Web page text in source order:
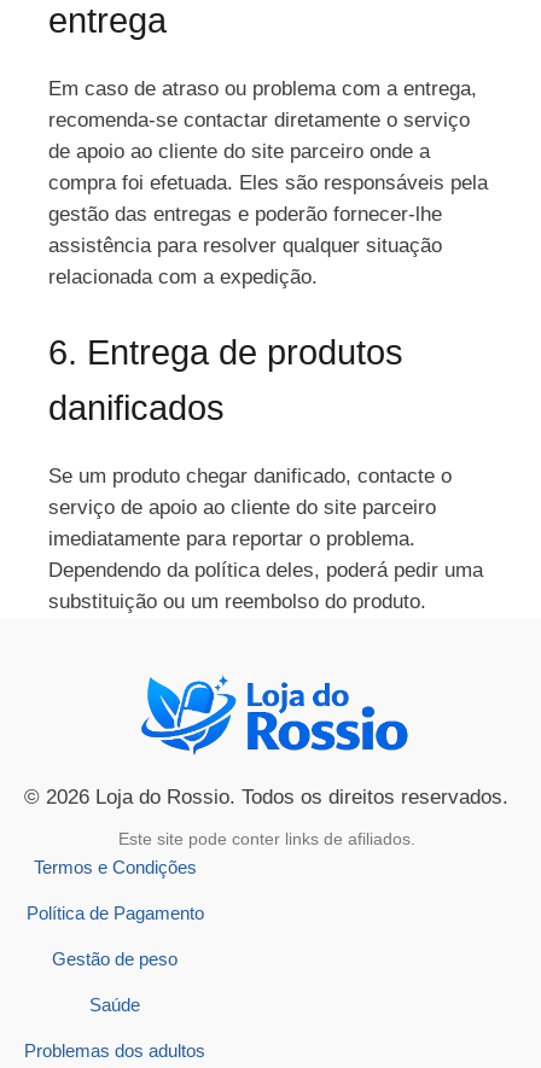
entrega
Em caso de atraso ou problema com a entrega,
recomenda-se contactar diretamente o serviço
de apoio ao cliente do site parceiro onde a
compra foi efetuada. Eles são responsáveis pela
gestão das entregas e poderão fornecer-lhe
assistência para resolver qualquer situação
relacionada com a expedição.
6. Entrega de produtos
danificados
Se um produto chegar danificado, contacte o
serviço de apoio ao cliente do site parceiro
imediatamente para reportar o problema.
Dependendo da política deles, poderá pedir uma
substituição ou um reembolso do produto.
© 2026 Loja do Rossio. Todos os direitos reservados.
Este site pode conter links de afiliados.
Termos e Condições
Política de Pagamento
Gestão de peso
Saúde
Problemas dos adultos